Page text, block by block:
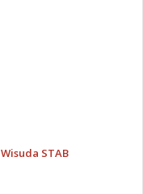
STAB